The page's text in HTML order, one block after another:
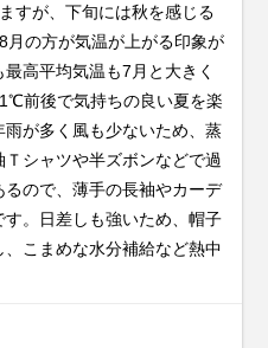
すが、下旬には秋を感じる
月の方が気温が上がる印象が
高平均気温も7月と大きく
前後で気持ちの良い夏を楽
が多く風も少ないため、蒸
シャツや半ズボンなどで過
ので、薄手の長袖やカーデ
。日差しも強いため、帽子
こまめな水分補給など熱中